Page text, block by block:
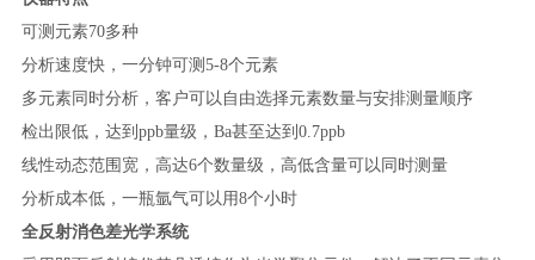
可测元素70多种
分析速度快，一分钟可测 5-8个元素
多元素同时分析，客户可以自由选择元素数量与安排测量顺序
检出限低，达到 ppb量级，Ba甚至达到0.7ppb
线性动态范围宽，高达6个数量级，高低含量可以同时测量
分析成本低，一瓶氩气可以用8个小时
全反射消色差光学系统